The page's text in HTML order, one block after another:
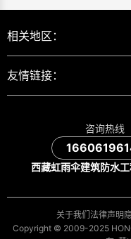
相关地区：
友情链接：
咨询热线
西藏虹雨伞建筑防水
关于我们 法律声明
Copyright © 2009-2025